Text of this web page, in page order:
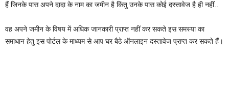
हैं जिनके पास अपने दादा के नाम का जमीन है किंतु उनके पास कोई दस्तावेज है ही नहीं..
वह अपने जमीन के विषय में अधिक जानकारी प्राप्त नहीं कर सकते इस समस्या का
समाधान हेतु इस पोर्टल के माध्यम से आप घर बैठे ऑनलाइन दस्तावेज प्राप्त कर सकते हैं।